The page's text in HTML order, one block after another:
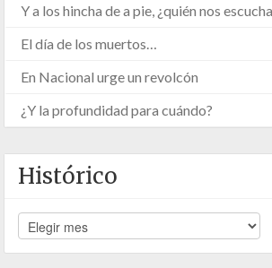
Y a los hincha de a pie, ¿quién nos
El día de los muertos…
En Nacional urge un revolcón
¿Y la profundidad para cuándo?
Histórico